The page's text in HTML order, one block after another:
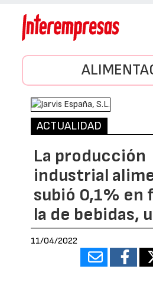
ACTUALIDAD
La producción
industrial
subió 0,1% en
la de bebidas,
11/04/2022